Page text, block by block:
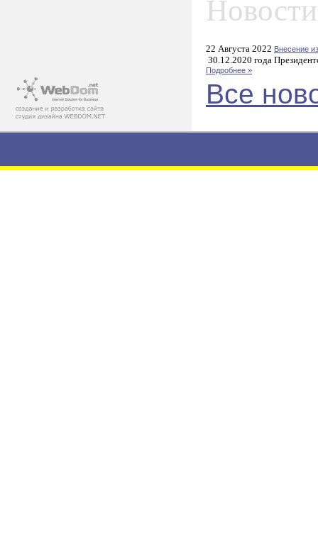
22 Августа 2022 Внесение
30.12.2020 года
Подробнее »
Все